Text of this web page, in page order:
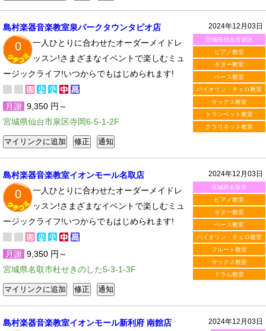
2024年12月03日
宮城県仙台市泉区
ピアノ教室
ギター教室
ベース教室
バイオリン・チェロ教室
サックス教室
トランペット教室
クラリネット教室
島村楽器音楽教室泉パークタウンタピオ店
0
一人ひとりに合わせたオーダーメイドレ
ッスン!さまざまなイベントで楽しむミュ
ージックライフ!いつからでもはじめられます!
月謝 9,350 円～
宮城県仙台市泉区寺岡6-5-1-2F
2024年12月03日
宮城県名取市
ピアノ教室
ギター教室
ベース教室
バイオリン・チェロ教室
フルート教室
サックス教室
ドラム教室
島村楽器音楽教室イオンモール名取店
0
一人ひとりに合わせたオーダーメイドレ
ッスン!さまざまなイベントで楽しむミュ
ージックライフ!いつからでもはじめられます!
月謝 9,350 円～
宮城県名取市杜せきのした5-3-1-3F
2024年12月03日
島村楽器音楽教室イオンモール新利府 南館店